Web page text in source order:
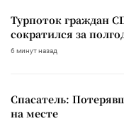
Турпоток граждан
сократился за
6 минут назад
Спасатель:
на месте